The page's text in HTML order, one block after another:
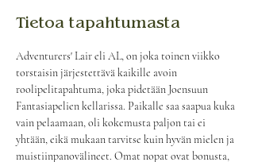
Tietoa tapahtumasta
Adventurers' Lair eli AL, on joka toinen viikko
torstaisin järjestettävä kaikille avoin
roolipelitapahtuma, joka pidetään Joensuun
Fantasiapelien kellarissa. Paikalle saa saapua kuka
vain pelaamaan, oli kokemusta paljon tai ei
yhtään, eikä mukaan tarvitse kuin hyvän mielen ja
muistiinpanovälineet. Omat nopat ovat bonusta,